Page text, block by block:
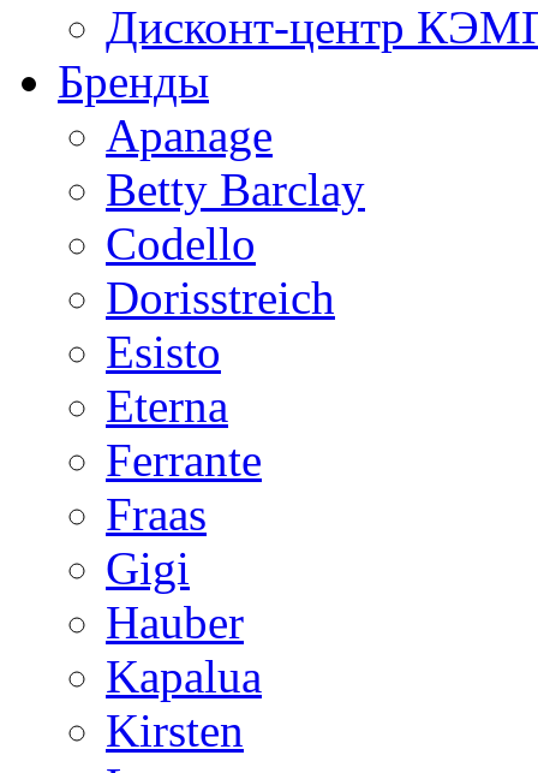
Дисконт-центр
Бренды
Apanage
Betty Barclay
Codello
Dorisstreich
Esisto
Eterna
Ferrante
Fraas
Gigi
Hauber
Kapalua
Kirsten